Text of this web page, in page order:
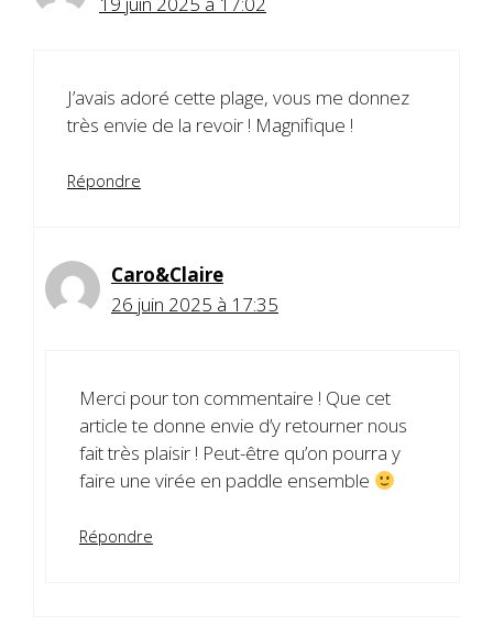
J’avais adoré cette plage, vous me donnez
très envie de la revoir ! Magnifique !
Répondre
Caro&Claire
26 juin 2025 à 17:35
Merci pour ton commentaire ! Que cet
article te donne envie d’y retourner nous
fait très plaisir ! Peut-être qu’on pourra y
faire une virée en paddle ensemble
Répondre